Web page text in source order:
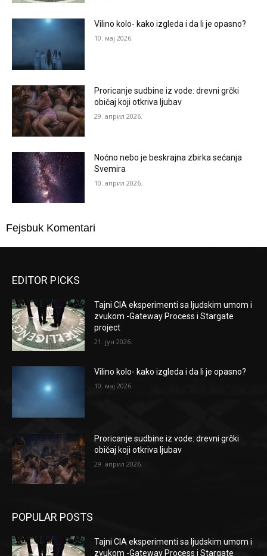
Vilino kolo- kako izgleda i da li je opasno?
10. мај 2026.
Proricanje sudbine iz vode: drevni grčki
običaj koji otkriva ljubav
29. април 2026.
Noćno nebo je beskrajna zbirka sećanja
Svemira
10. април 2026.
Fejsbuk Komentari
EDITOR PICKS
Tajni CIA eksperimenti sa ljudskim umom i
zvukom -Gateway Process i Stargate
project
21. јун 2026.
Vilino kolo- kako izgleda i da li je opasno?
10. мај 2026.
Proricanje sudbine iz vode: drevni grčki
običaj koji otkriva ljubav
29. април 2026.
POPULAR POSTS
Tajni CIA eksperimenti sa ljudskim umom i
zvukom -Gateway Process i Stargate